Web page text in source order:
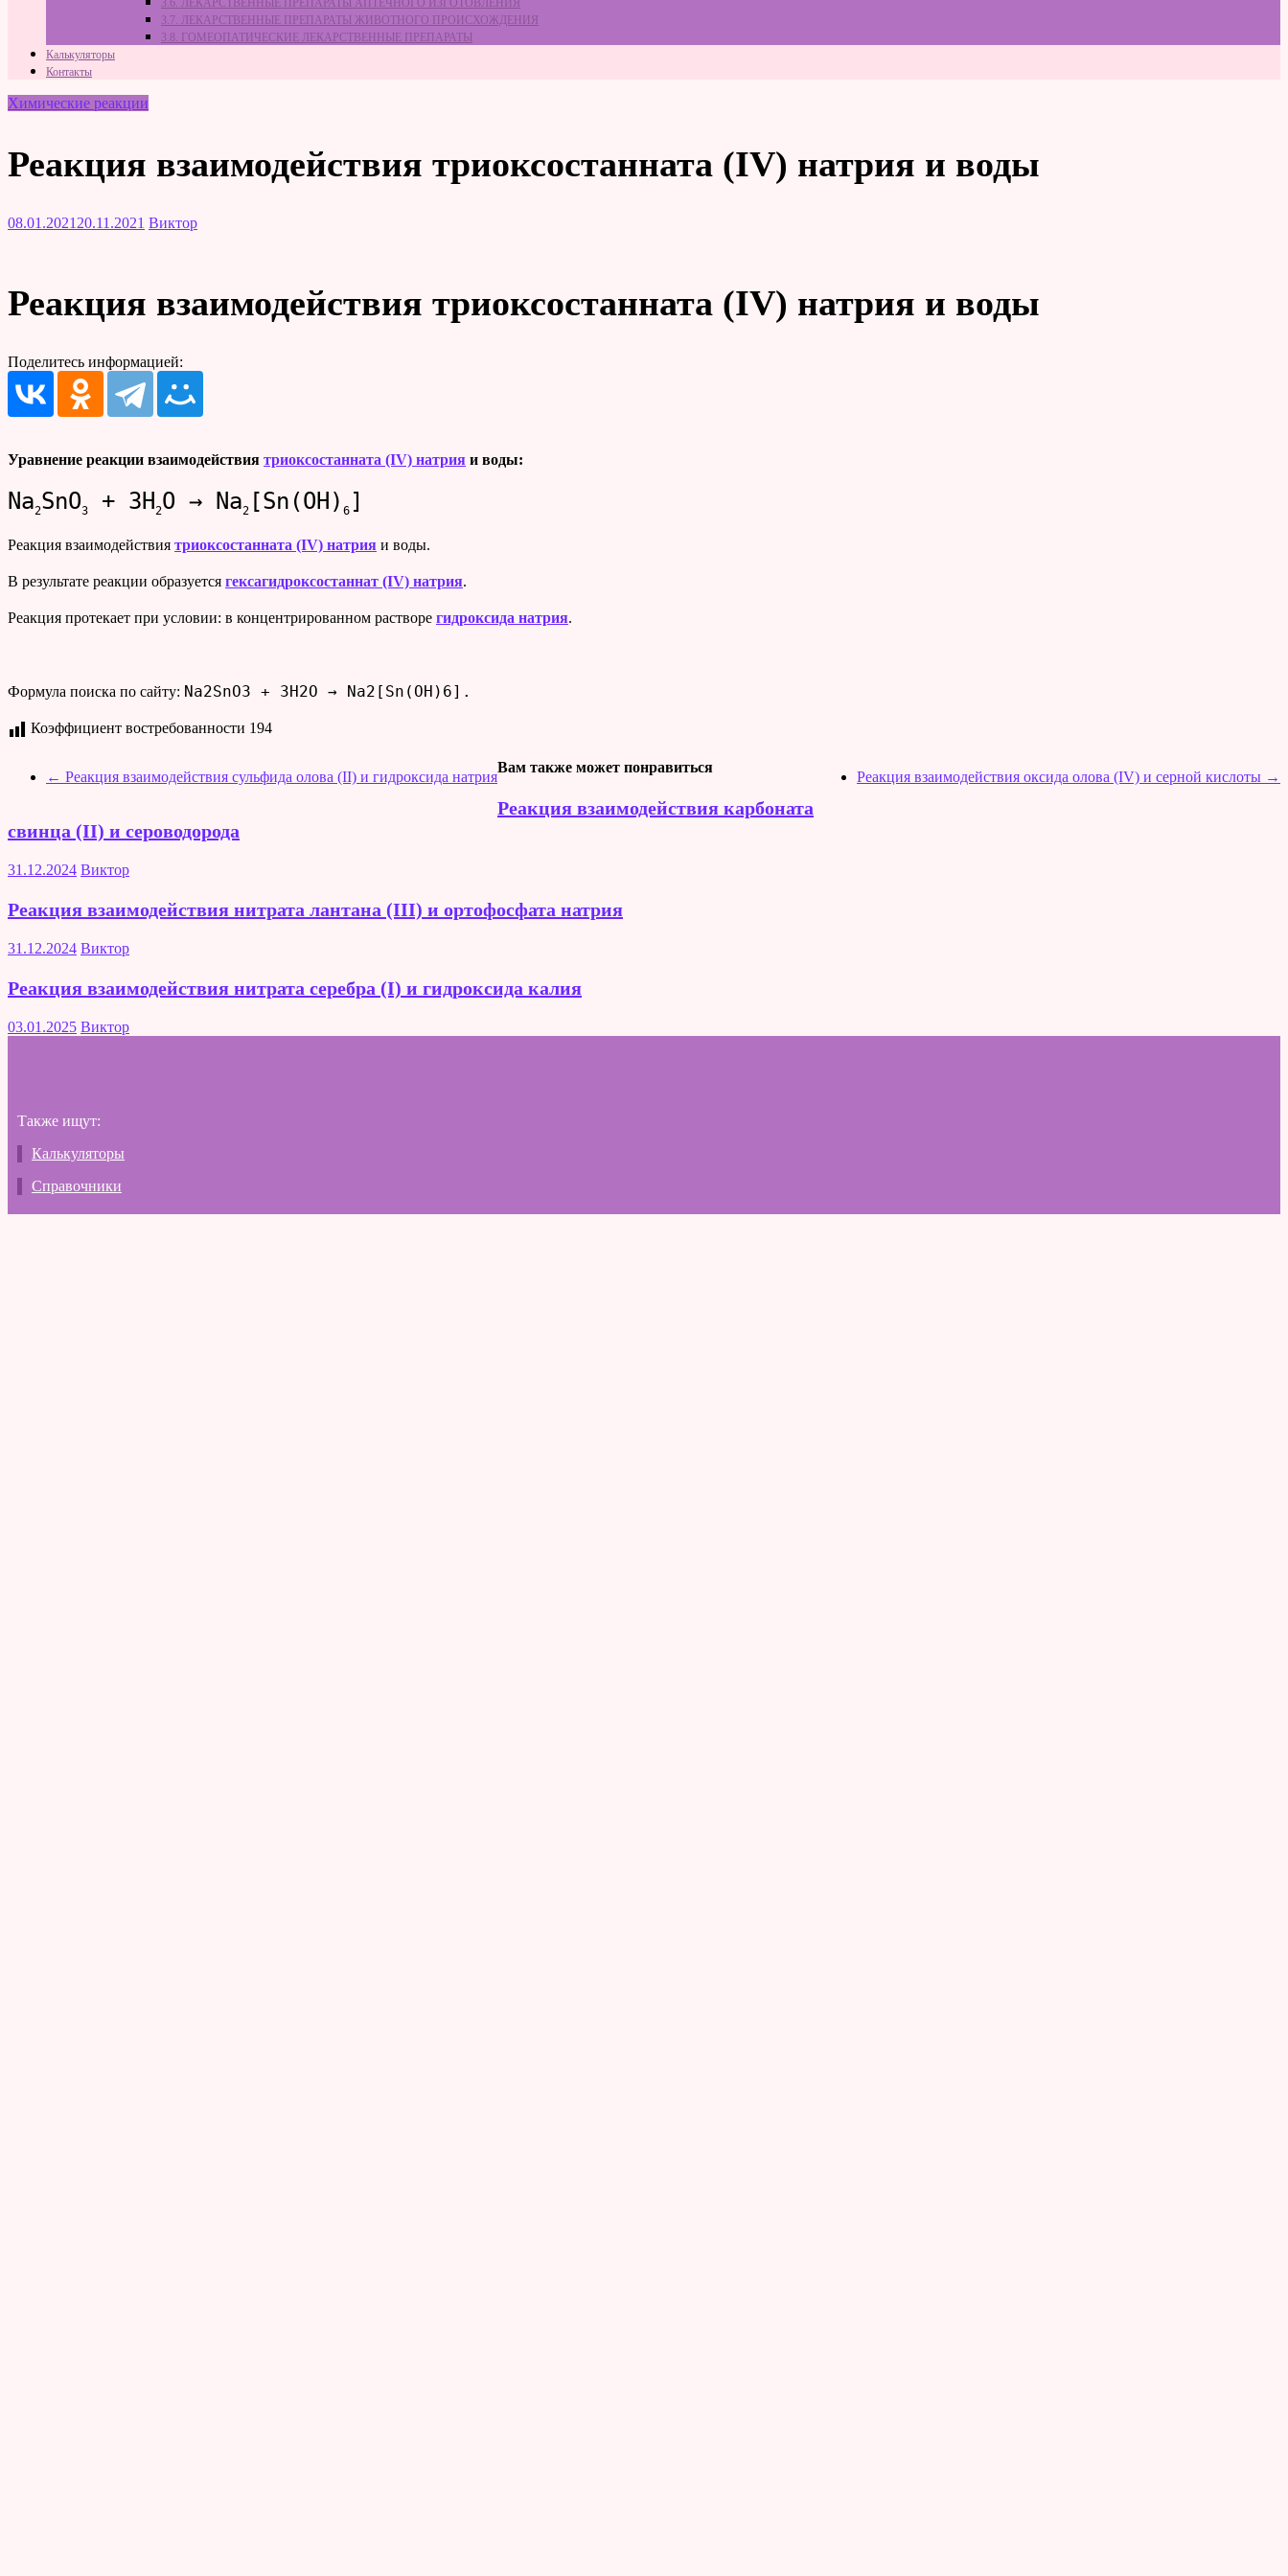
3.6. ЛЕКАРСТВЕННЫЕ ПРЕПАРАТЫ АПТЕЧНОГО ИЗГОТОВЛЕНИЯ
3.7. ЛЕКАРСТВЕННЫЕ ПРЕПАРАТЫ ЖИВОТНОГО ПРОИСХОЖДЕНИЯ
3.8. ГОМЕОПАТИЧЕСКИЕ ЛЕКАРСТВЕННЫЕ ПРЕПАРАТЫ
Калькуляторы
Контакты
Химические реакции
Реакция взаимодействия триоксостанната (IV) натрия и воды
08.01.2021 20.11.2021 Виктор
Реакция взаимодействия триоксостанната (IV) натрия и воды
Поделитесь информацией:
Уравнение реакции взаимодействия триоксостанната (IV) натрия и воды:
Na2SnO3 + 3H 2O → Na2 [Sn(OH) 6 ]
Реакция взаимодействия триоксостанната (IV) натрия и воды.
В результате реакции образуется гексагидроксостаннат (IV) натрия.
Реакция протекает при условии: в концентрированном растворе гидроксида натрия.
Формула поиска по сайту: Na2SnO3 + 3H2O → Na2[Sn(OH)6].
Коэффициент востребованности 194
← Реакция взаимодействия сульфида олова (II) и гидроксида натрия Реакция взаимодействия оксида олова (IV) и серной кислоты →
Вам также может понравиться
Реакция взаимодействия карбоната
свинца (II) и сероводорода
31.12.2024 Виктор
Реакция взаимодействия нитрата лантана (III) и ортофосфата натрия
31.12.2024 Виктор
Реакция взаимодействия нитрата серебра (I) и гидроксида калия
03.01.2025 Виктор
Также ищут:
Калькуляторы
Справочники